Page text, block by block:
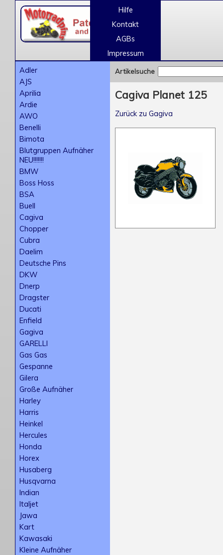
Hilfe
Kontakt
AGBs
Impressum
Adler
AJS
Aprilia
Ardie
AWO
Benelli
Bimota
Blutgruppen Aufnäher
NEU!!!!!!!
BMW
Boss Hoss
BSA
Buell
Cagiva
Chopper
Cubra
Daelim
Deutsche Pins
DKW
Dnerp
Dragster
Ducati
Enfield
Gagiva
GARELLI
Gas Gas
Gespanne
Gilera
Große Aufnäher
Harley
Harris
Heinkel
Hercules
Honda
Horex
Husaberg
Husqvarna
Indian
Italjet
Jawa
Kart
Kawasaki
Kleine Aufnäher
Artikelsuche
Cagiva Planet 125
Zurück zu Gagiva